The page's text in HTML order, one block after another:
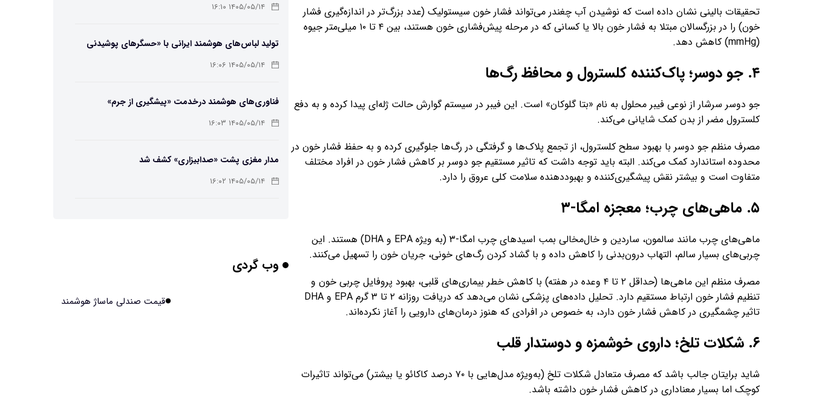
تحقیقات بالینی نشان داده است که نوشیدن آب چغندر می‌تواند فشار خون سیستولیک (عدد بزرگ‌تر در اندازه‌گیری فشار
خون) را در بزرگسالان مبتلا به فشار خون بالا یا کسانی که در مرحله پیش‌فشاری خون هستند، بین ۴ تا ۱۰ میلی‌متر جیوه
(mmHg) کاهش دهد.
۴. جو دوسر؛ پاک‌کننده کلسترول و محافظ رگ‌ها
جو دوسر سرشار از نوعی فیبر محلول به نام «بتا گلوکان» است. این فیبر در سیستم گوارش حالت ژله‌ای پیدا کرده و به دفع
کلسترول مضر از بدن کمک شایانی می‌کند.
مصرف منظم جو دوسر با بهبود سطح کلسترول، از تجمع پلاک‌ها و گرفتگی در رگ‌ها جلوگیری کرده و به حفظ فشار خون در
محدوده استاندارد کمک می‌کند. البته باید توجه داشت که تاثیر مستقیم جو دوسر بر کاهش فشار خون در افراد مختلف
متفاوت است و بیشتر نقش پیشگیری‌کننده و بهبوددهنده سلامت کلی عروق را دارد.
۵. ماهی‌های چرب؛ معجزه امگا-۳
ماهی‌های چرب مانند سالمون، ساردین و خال‌مخالی بمب اسیدهای چرب امگا-۳ (به ویژه EPA و DHA) هستند. این
چربی‌های بسیار سالم، التهاب درون‌بدنی را کاهش داده و با گشاد کردن رگ‌های خونی، جریان خون را تسهیل می‌کنند.
مصرف منظم این ماهی‌ها (حداقل ۲ تا ۴ وعده در هفته) با کاهش خطر بیماری‌های قلبی، بهبود پروفایل چربی خون و
تنظیم فشار خون ارتباط مستقیم دارد. تحلیل داده‌های پزشکی نشان می‌دهد که دریافت روزانه ۲ تا ۳ گرم EPA و DHA
تاثیر چشمگیری در کاهش فشار خون دارد، به خصوص در افرادی که هنوز درمان‌های دارویی را آغاز نکرده‌اند.
۶. شکلات تلخ؛ داروی خوشمزه و دوستدار قلب
شاید برایتان جالب باشد که مصرف متعادل شکلات تلخ (به‌ویژه مدل‌هایی با ۷۰ درصد کاکائو یا بیشتر) می‌تواند تاثیرات
کوچک اما بسیار معناداری در کاهش فشار خون داشته باشد.
۱۴۰۵/۰۵/۱۴ ۱۶:۱۰
تولید لباس‌های هوشمند ایرانی با «حسگرهای پوشیدنی
کریگامی»
۱۴۰۵/۰۵/۱۴ ۱۶:۰۶
فناوری‌های هوشمند درخدمت «پیشگیری از جرم»
۱۴۰۵/۰۵/۱۴ ۱۶:۰۳
مدار مغزی پشت «صدابیزاری» کشف شد
۱۴۰۵/۰۵/۱۴ ۱۶:۰۲
هوش مصنوعی جدید، انسان از آب درآمد!
وب گردی
قیمت صندلی ماساژ هوشمند